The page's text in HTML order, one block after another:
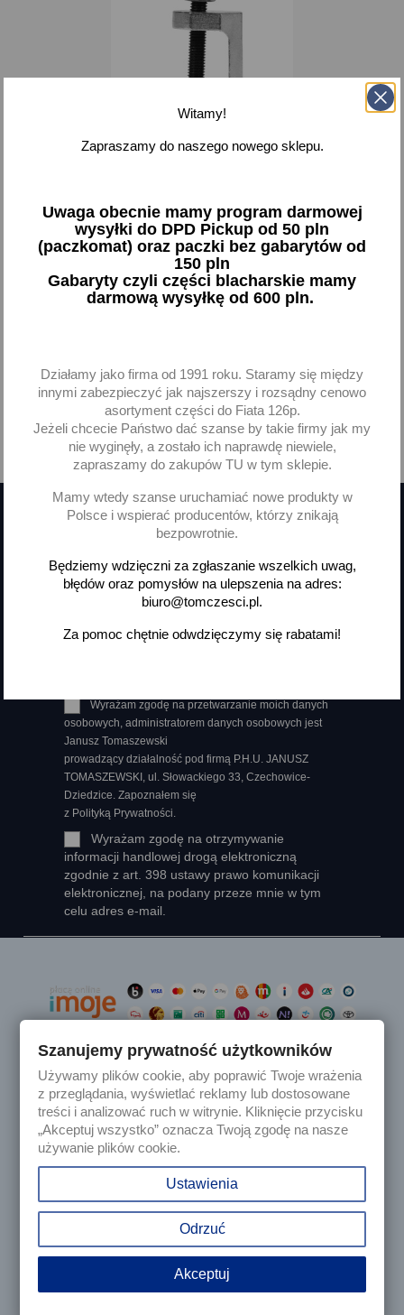
wycieraczek ramię
10,84 zł brutto
Dodaj
- +
Pokazano 1-1 z 1 pozycji
Powrót do góry
Otrzymuj informację o nowościach
i wyprzedażach
Wyrażam zgodę na przetwarzanie moich danych
osobowych, administratorem danych osobowych jest
Janusz Tomaszewski
prowadzący działalność pod firmą P.H.U. JANUSZ
TOMASZEWSKI, ul. Słowackiego 33, Czechowice-
Dziedzice. Zapoznałem się
z Polityką Prywatności.
Wyrażam zgodę na otrzymywanie
informacji handlowej drogą elektroniczną
zgodnie z art. 398 ustawy prawo komunikacji
elektronicznej, na podany przeze mnie w tym
celu adres e-mail.
Produkty 
Nasza firma 
© 2025 - Sklep internetowy Tomczesci.pl. Wszelkie prawa
Szanujemy prywatność użytkowników
Używamy plików cookie, aby poprawić Twoje wrażenia
z przeglądania, wyświetlać reklamy lub dostosowane
treści i analizować ruch w witrynie. Kliknięcie przycisku
„Akceptuj wszystko” oznacza Twoją zgodę na nasze
używanie plików cookie.
Ustawienia
Odrzuć
Akceptuj
Witamy!
Zapraszamy do naszego nowego sklepu.
Uwaga obecnie mamy program darmowej
wysyłki do DPD Pickup od 50 pln
(paczkomat) oraz paczki bez gabarytów od
150 pln
Gabaryty czyli części blacharskie mamy
darmową wysyłkę od 600 pln.
Działamy jako firma od 1991 roku. Staramy się między
innymi zabezpieczyć jak najszerszy i rozsądny cenowo
asortyment części do Fiata 126p.
Jeżeli chcecie Państwo dać szanse by takie firmy jak my
nie wyginęły, a zostało ich naprawdę niewiele,
zapraszamy do zakupów TU w tym sklepie.
Mamy wtedy szanse uruchamiać nowe produkty w
Polsce i wspierać producentów, którzy znikają
bezpowrotnie.
Będziemy wdzięczni za zgłaszanie wszelkich uwag,
błędów oraz pomysłów na ulepszenia na adres:
biuro@tomczesci.pl.
Za pomoc chętnie odwdzięczymy się rabatami!